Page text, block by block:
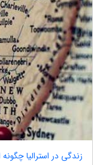
زندگی در استرالیا